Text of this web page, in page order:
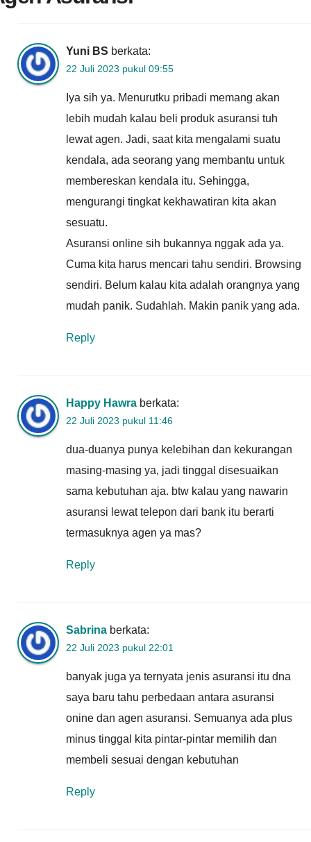
Yuni BS berkata:
22 Juli 2023 pukul 09:55
Iya sih ya. Menurutku pribadi memang akan
lebih mudah kalau beli produk asuransi tuh
lewat agen. Jadi, saat kita mengalami suatu
kendala, ada seorang yang membantu untuk
membereskan kendala itu. Sehingga,
mengurangi tingkat kekhawatiran kita akan
sesuatu.
Asuransi online sih bukannya nggak ada ya.
Cuma kita harus mencari tahu sendiri. Browsing
sendiri. Belum kalau kita adalah orangnya yang
mudah panik. Sudahlah. Makin panik yang ada.
Reply
Happy Hawra berkata:
22 Juli 2023 pukul 11:46
dua-duanya punya kelebihan dan kekurangan
masing-masing ya, jadi tinggal disesuaikan
sama kebutuhan aja. btw kalau yang nawarin
asuransi lewat telepon dari bank itu berarti
termasuknya agen ya mas?
Reply
Sabrina berkata:
22 Juli 2023 pukul 22:01
banyak juga ya ternyata jenis asuransi itu dna
saya baru tahu perbedaan antara asuransi
onine dan agen asuransi. Semuanya ada plus
minus tinggal kita pintar-pintar memilih dan
membeli sesuai dengan kebutuhan
Reply